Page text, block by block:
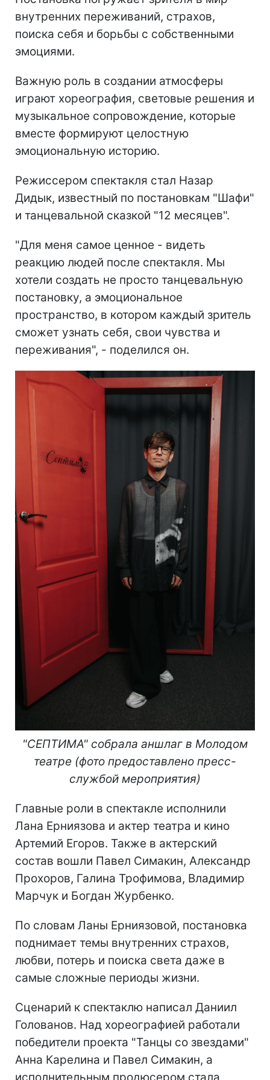
внутренних переживаний, страхов,
поиска себя и борьбы с собственными
эмоциями.
Важную роль в создании атмосферы
играют хореография, световые решения и
музыкальное сопровождение, которые
вместе формируют целостную
эмоциональную историю.
Режиссером спектакля стал Назар
Дидык, известный по постановкам "Шафи"
и танцевальной сказкой "12 месяцев".
"Для меня самое ценное - видеть
реакцию людей после спектакля. Мы
хотели создать не просто танцевальную
постановку, а эмоциональное
пространство, в котором каждый зритель
сможет узнать себя, свои чувства и
переживания", - поделился он.
"СЕПТИМА" собрала аншлаг в Молодом
театре (фото предоставлено пресс-
службой мероприятия)
Главные роли в спектакле исполнили
Лана Ерниязова и актер театра и кино
Артемий Егоров. Также в актерский
состав вошли Павел Симакин, Александр
Прохоров, Галина Трофимова, Владимир
Марчук и Богдан Журбенко.
По словам Ланы Ерниязовой, постановка
поднимает темы внутренних страхов,
любви, потерь и поиска света даже в
самые сложные периоды жизни.
Сценарий к спектаклю написал Даниил
Голованов. Над хореографией работали
победители проекта "Танцы со звездами"
Анна Карелина и Павел Симакин, а